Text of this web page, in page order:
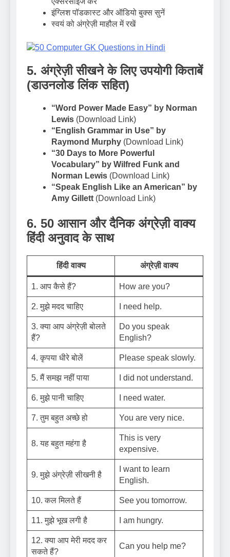
इंग्लिश पॉडकास्ट और ऑडियो बुक्स सुनें
स्वयं को अंग्रेज़ी माहौल में रखें
5. अंग्रेज़ी सीखने के लिए उपयोगी किताबें
(डाउनलोड लिंक सहित)
“Word Power Made Easy” by Norman
Lewis (Download Link)
“English Grammar in Use” by
Raymond Murphy (Download Link)
“30 Days to More Powerful
Vocabulary” by Wilfred Funk and
Norman Lewis (Download Link)
“Speak English Like an American” by
Amy Gillett (Download Link)
6. 50 आसान और दैनिक अंग्रेज़ी वाक्य
हिंदी अनुवाद के साथ
हिंदी वाक्य अंग्रेज़ी वाक्य
1. आप कैसे हैं? How are you?
2. मुझे मदद चाहिए I need help.
3. क्या आप अंग्रेज़ी बोलते
हैं?
Do you speak
English?
4. कृपया धीरे बोलें Please speak slowly.
5. मैं समझ नहीं पाया I did not understand.
6. मुझे पानी चाहिए I need water.
7. तुम बहुत अच्छे हो You are very nice.
8. यह बहुत महंगा है
This is very
expensive.
9. मुझे अंग्रेज़ी सीखनी है
I want to learn
English.
10. कल मिलते हैं See you tomorrow.
11. मुझे भूख लगी है I am hungry.
12. क्या आप मेरी मदद कर
सकते हैं?
Can you help me?